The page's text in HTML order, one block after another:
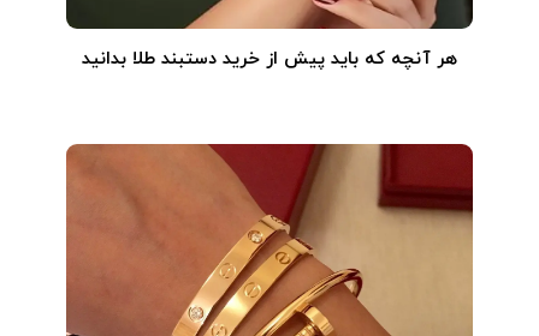
هر آنچه که باید پیش از خرید دستبند طلا بدانید